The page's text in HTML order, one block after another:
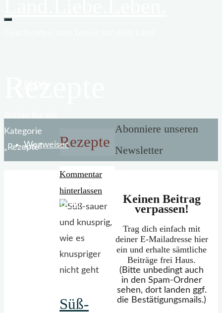
Land.Liebe.Leben.
Wegweiser
Mein Portfolio
Kategorie
„Rezepte“
Rezepte
Kommentar
hinterlassen
Süß-
Abonniere unseren
Newsletter
Keinen Beitrag
verpassen!
Trag dich einfach mit
deiner E-Mailadresse hier
ein und erhalte sämtliche
Beiträge frei Haus.
(Bitte unbedingt auch
in den Spam-Ordner
sehen, dort landen ggf.
die Bestätigungsmails.)